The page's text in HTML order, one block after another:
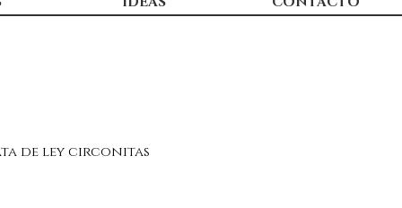
de ley circonitas